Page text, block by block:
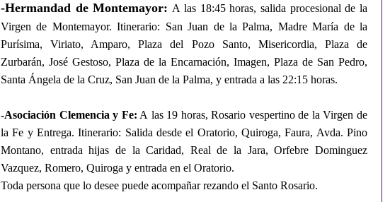
-Hermandad de Montemayor: A las 18:45 horas, salida procesional de la
Virgen de Montemayor. Itinerario: San Juan de la Palma, Madre María de la
Purísima, Viriato, Amparo, Plaza del Pozo Santo, Misericordia, Plaza de
Zurbarán, José Gestoso, Plaza de la Encarnación, Imagen, Plaza de San Pedro,
Santa Ángela de la Cruz, San Juan de la Palma, y entrada a las 22:15 horas.
-Asociación Clemencia y Fe: A las 19 horas, Rosario vespertino de la Virgen de
la Fe y Entrega. Itinerario: Salida desde el Oratorio, Quiroga, Faura, Avda. Pino
Montano, entrada hijas de la Caridad, Real de la Jara, Orfebre Dominguez
Vazquez, Romero, Quiroga y entrada en el Oratorio.
Toda persona que lo desee puede acompañar rezando el Santo Rosario.